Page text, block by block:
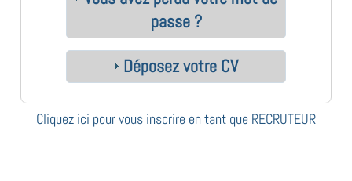
passe ?
Déposez votre CV
Cliquez ici pour vous inscrire en tant que RECRUTEUR